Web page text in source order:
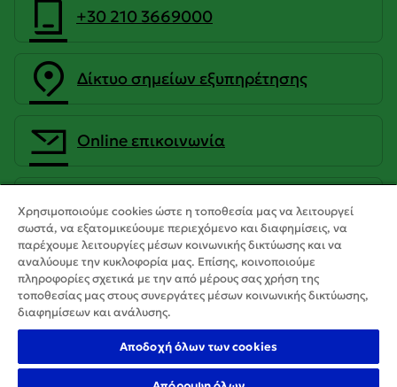
+30 210 3669000
Δίκτυο σημείων εξυπηρέτησης
Οnline επικοινωνία
CrediaBank Ανώνυμη Τραπεζική
Εταιρεία
Χρησιμοποιούμε cookies ώστε η τοποθεσία μας να λειτουργεί
σωστά, να εξατομικεύουμε περιεχόμενο και διαφημίσεις, να
παρέχουμε λειτουργίες μέσων κοινωνικής δικτύωσης και να
αναλύουμε την κυκλοφορία μας. Επίσης, κοινοποιούμε
πληροφορίες σχετικά με την από μέρους σας χρήση της
τοποθεσίας μας στους συνεργάτες μέσων κοινωνικής δικτύωσης,
διαφημίσεων και ανάλυσης.
Αποδοχή όλων των cookies